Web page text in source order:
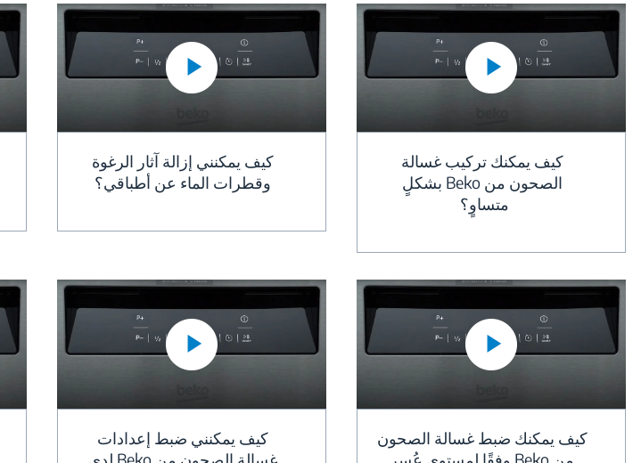
كيف يمكنك تركيب غسالة
الصحون من Beko بشكلٍ
متساوٍ؟
كيف يمكنني إزالة آثار الرغوة
وقطرات الماء عن أطباقي؟
كيف يمكنك ضبط غسالة الصحون
من Beko وفقًا لمستوى عُسر
كيف يمكنني ضبط إعدادات
غسالة الصحون من Beko لدي